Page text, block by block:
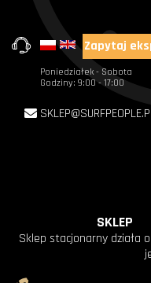
+48 720
Zapytaj
Poniedziałek - Sobota
Godziny: 9:00 - 17:00
Sklep stacjonarny działa
SKLEP